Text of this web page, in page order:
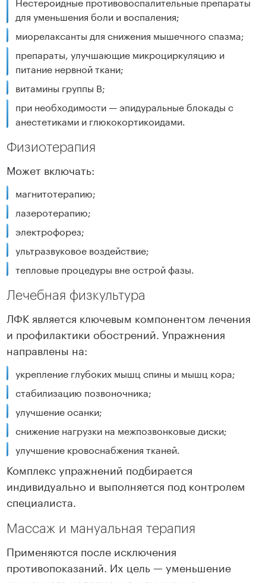
для уменьшения боли и воспаления;
миорелаксанты для снижения мышечного спазма;
препараты, улучшающие микроциркуляцию и
питание нервной ткани;
витамины группы B;
при необходимости — эпидуральные блокады с
анестетиками и глюкокортикоидами.
Физиотерапия
Может включать:
магнитотерапию;
лазеротерапию;
электрофорез;
ультразвуковое воздействие;
тепловые процедуры вне острой фазы.
Лечебная физкультура
ЛФК является ключевым компонентом лечения
и профилактики обострений. Упражнения
направлены на:
укрепление глубоких мышц спины и мышц кора;
стабилизацию позвоночника;
улучшение осанки;
снижение нагрузки на межпозвонковые диски;
улучшение кровоснабжения тканей.
Комплекс упражнений подбирается
индивидуально и выполняется под контролем
специалиста.
Массаж и мануальная терапия
Применяются после исключения
противопоказаний. Их цель — уменьшение